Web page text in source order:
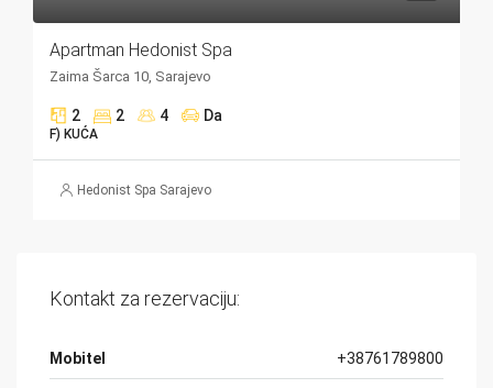
Apartman Hedonist Spa
Zaima Šarca 10, Sarajevo
2 2 4 Da
F) KUĆA
Hedonist Spa Sarajevo
Kontakt za rezervaciju:
Mobitel +38761789800